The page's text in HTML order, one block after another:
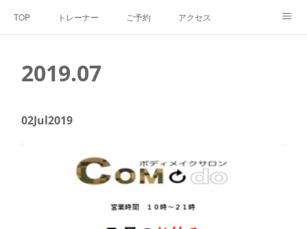
TOP トレーナー ご予約 アクセス
お客様の声 リンク集
2019.07
02Jul2019